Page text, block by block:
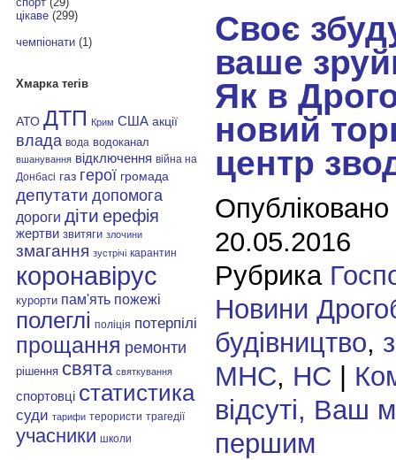
цікаве(299)
чемпіонати(1)
Хмарка тегів
АТО ДТП Крим США акції
влада вода водоканал
вшанування відключення війна на
Донбасі газ герої громада
депутати допомога
дороги діти ерефія
жертви звитяги злочини
змагання зустрічі карантин
коронавірус
курорти пам'ять пожежі
полеглі поліція потерпілі
прощання ремонти
рішення свята святкування
спортовці статистика
суди тарифи терористи трагедії
учасники школи
Своє
ваше
Як в
новий
центр
20.05.2016
Рубрика
Новини
будівництво,
МНС, НС |
відсуті, Ваш
першим